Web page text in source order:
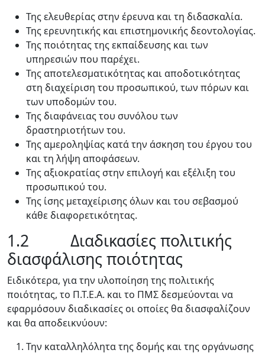
Της ελευθερίας στην έρευνα και τη διδασκαλία.
Της ερευνητικής και επιστημονικής δεοντολογίας.
Της ποιότητας της εκπαίδευσης και των
υπηρεσιών που παρέχει.
Της αποτελεσματικότητας και αποδοτικότητας
στη διαχείριση του προσωπικού, των πόρων και
των υποδομών του.
Της διαφάνειας του συνόλου των
δραστηριοτήτων του.
Της αμεροληψίας κατά την άσκηση του έργου του
και τη λήψη αποφάσεων.
Της αξιοκρατίας στην επιλογή και εξέλιξη του
προσωπικού του.
Της ίσης μεταχείρισης όλων και του σεβασμού
κάθε διαφορετικότητας.
1.2 Διαδικασίες πολιτικής
διασφάλισης ποιότητας
Ειδικότερα, για την υλοποίηση της πολιτικής
ποιότητας, το Π.Τ.Ε.Α. και το ΠΜΣ δεσμεύονται να
εφαρμόσουν διαδικασίες οι οποίες θα διασφαλίζουν
και θα αποδεικνύουν:
Την καταλληλόλητα της δομής και της οργάνωσης